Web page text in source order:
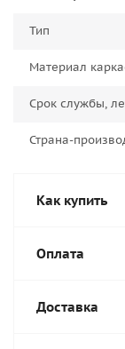
Тип
Материал
Срок службы,
Страна-
Как купить
Оплата
Доставка